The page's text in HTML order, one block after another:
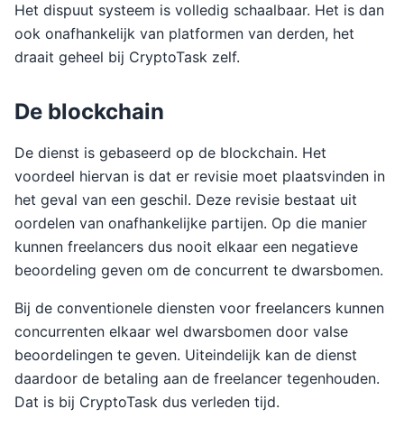
Het dispuut systeem is volledig schaalbaar. Het is dan
ook onafhankelijk van platformen van derden, het
draait geheel bij CryptoTask zelf.
De blockchain
De dienst is gebaseerd op de blockchain. Het
voordeel hiervan is dat er revisie moet plaatsvinden in
het geval van een geschil. Deze revisie bestaat uit
oordelen van onafhankelijke partijen. Op die manier
kunnen freelancers dus nooit elkaar een negatieve
beoordeling geven om de concurrent te dwarsbomen.
Bij de conventionele diensten voor freelancers kunnen
concurrenten elkaar wel dwarsbomen door valse
beoordelingen te geven. Uiteindelijk kan de dienst
daardoor de betaling aan de freelancer tegenhouden.
Dat is bij CryptoTask dus verleden tijd.